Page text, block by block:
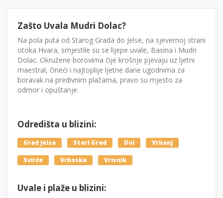
Zašto Uvala Mudri Dolac?
Na pola puta od Starog Grada do Jelse, na sjevernoj strani
otoka Hvara, smjestile su se lijepe uvale, Basina i Mudri
Dolac. Okružene borovima čije krošnje pjevaju uz ljetni
maestral, čineći i najtoplije ljetne dane ugodnima za
boravak na predivnim plažama, pravo su mjesto za
odmor i opuštanje.
Odredišta u blizini:
Grad Jelsa Stari Grad Dol Vrbanj
Svirče Vrboska Vrisnik
Uvale i plaže u blizini: